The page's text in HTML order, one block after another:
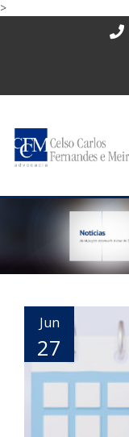
>
HOME
QUEM SOMOS
ATUAÇÃO
CONTATO
Jun
27